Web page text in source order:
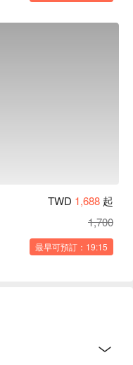
TWD 1,688 起
1,700
最早可預訂：19:15